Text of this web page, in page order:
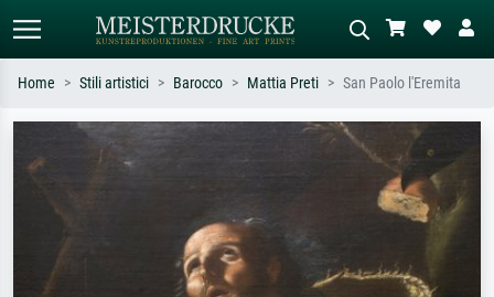
Ricerca standard Ricerca immagini AI
Cerca per artista, titolo o stile – es.
Descrivi la scena – es. prato verde,
astratto con molto rosso, dipinto a
olio scuro, nudo in piedi vicino a un
Home Stili artistici Barocco Mattia Preti San Paolo l'Eremita